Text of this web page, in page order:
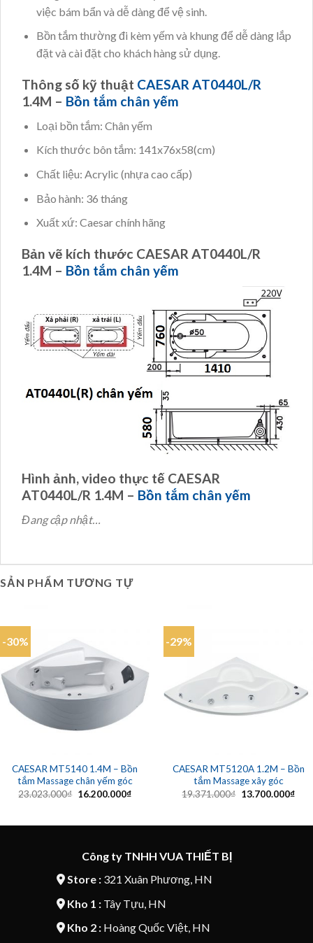
việc bám bẩn và dễ dàng để vệ sinh.
Bồn tắm thường đi kèm yếm và khung để dễ dàng lắp
đặt và cài đặt cho khách hàng sử dụng.
Thông số kỹ thuật CAESAR AT0440L/R
1.4M – Bồn tắm chân yếm
Loại bồn tắm: Chân yếm
Kích thước bôn tắm: 141x76x58(cm)
Chất liệu: Acrylic (nhựa cao cấp)
Bảo hành: 36 tháng
Xuất xứ: Caesar chính hãng
Bản vẽ kích thước CAESAR AT0440L/R
1.4M – Bồn tắm chân yếm
Hình ảnh, video thực tế CAESAR
AT0440L/R 1.4M – Bồn tắm chân yếm
Đang cập nhật…
SẢN PHẨM TƯƠNG TỰ
-30%
CAESAR MT5140 1.4M – Bồn
tắm Massage chân yếm góc
23.023.000₫ Giá
16.200.000₫Giá
-29%
CAESAR MT5120A 1.2M – Bồn
tắm Massage xây góc
19.371.000₫ Giá
13.700.000₫Giá
Công ty TNHH VUA THIẾT BỊ
Store :321 Xuân Phương, HN
Kho 1 :Tây Tựu, HN
Kho 2 :Hoàng Quốc Việt, HN